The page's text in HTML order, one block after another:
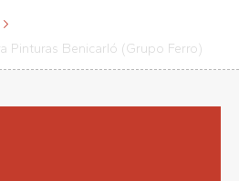
Pinturas Benicarló (Grupo Ferro)